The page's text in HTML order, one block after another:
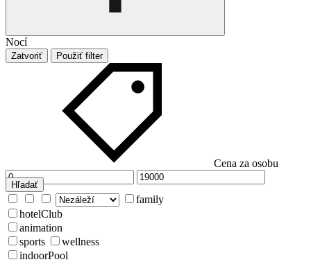
Nocí
Zatvoriť Použiť filter
Cena za osobu
Hľadať
family
hotelClub
animation
sports
wellness
indoorPool